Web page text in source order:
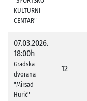
KULTURNI
CENTAR"
07.03.2026.
18:00h
Gradska
dvorana
"Mirsad
Hurić"
12